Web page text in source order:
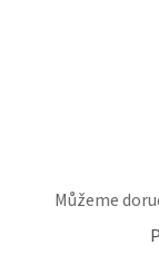
Můžeme